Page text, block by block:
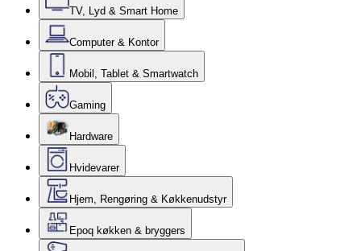
TV, Lyd & Smart Home
Computer & Kontor
Mobil, Tablet & Smartwatch
Gaming
Hardware
Hvidevarer
Hjem, Rengøring & Køkkenudstyr
Epoq køkken & bryggers